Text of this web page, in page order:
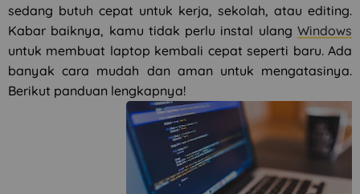
sedang butuh cepat untuk kerja, sekolah, atau editing.
Kabar baiknya, kamu tidak perlu instal ulang Windows
untuk membuat laptop kembali cepat seperti baru. Ada
banyak cara mudah dan aman untuk mengatasinya.
Berikut panduan lengkapnya!